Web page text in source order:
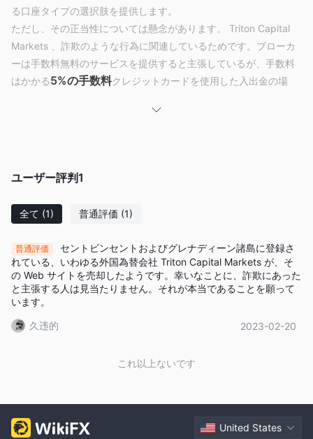
る口座タイプの選択肢を提供します。
ただし、その正当性については懸念があります。 Triton Capital
Markets 、詐欺のような行為に関連しているためです。ブローカ
ーは手数料無料のサービスを提供すると主張しているが、手数料
はかかる5%の手数料クレジットカードを使用した入出金の場
やボーナスオファーもあります。このブローカーのウェブサイト
ることをお勧めします。
は Triton Capital Markets合法ですか、そ
Triton Capital Marketsは、メインページで手数料無料のサービス
を提供すると主張する証券会社です。しかし、さらに調査する
と、クレジットカードを使用して行われた入出金には5％の手数
料がかかることが明らかになりました。さらに、ブローカーはど
の口座にも休眠手数料を請求します。
ます。これはオフショア詐欺師が使用する一般的な戦術です。こ
なる可能性があることに注意することが重要です。
ユーザー評判1
全て (1) 普通評価 (1)
普通評価
セントビンセントおよびグレナディーン諸島に登録さ
れている、いわゆる外国為替会社 Triton Capital Markets が、そ
の Web サイトを売却したようです。幸いなことに、詐欺にあった
と主張する人は見当たりません。それが本当であることを願って
います。
久违的
2023-02-20
これ以上ないです
United States